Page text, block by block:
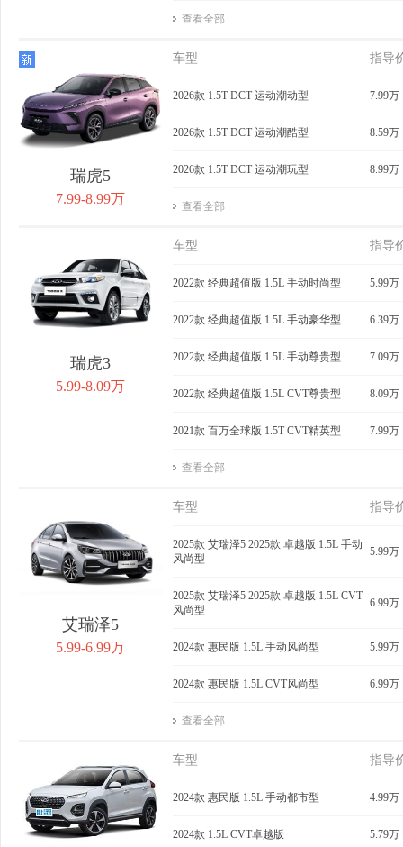
QQ冰淇淋 2024款
205km 元气版
获取底价
3.99万
春版 205km 奶昔
获取底价
QQ冰淇
205km 元
获
查看全部
瑞虎5
7.99-8.99万
车型 指导
2026款 1.5T DCT 运动潮动型 7.99万
2026款 1.5T DCT 运动潮酷型 8.59万
2026款 1.5T DCT 运动潮玩型 8.99万
查看全部
瑞虎3
5.99-8.09万
车型 指导
2022款 经典超值版 1.5L 手动时尚型 5.99万
2022款 经典超值版 1.5L 手动豪华型 6.39万
2022款 经典超值版 1.5L 手动尊贵型 7.09万
2022款 经典超值版 1.5L CVT尊贵型 8.09万
2021款 百万全球版 1.5T CVT精英型 7.99万
查看全部
艾瑞泽5
5.99-6.99万
车型 指导
2025款 艾瑞泽5 2025款 卓越版 1.5L 手动
风尚型
5.99万
2025款 艾瑞泽5 2025款 卓越版 1.5L CVT
风尚型
6.99万
2024款 惠民版 1.5L 手动风尚型 5.99万
2024款 惠民版 1.5L CVT风尚型 6.99万
查看全部
车型 指导
2024款 惠民版 1.5L 手动都市型 4.99万
2024款 1.5L CVT卓越版 5.79万